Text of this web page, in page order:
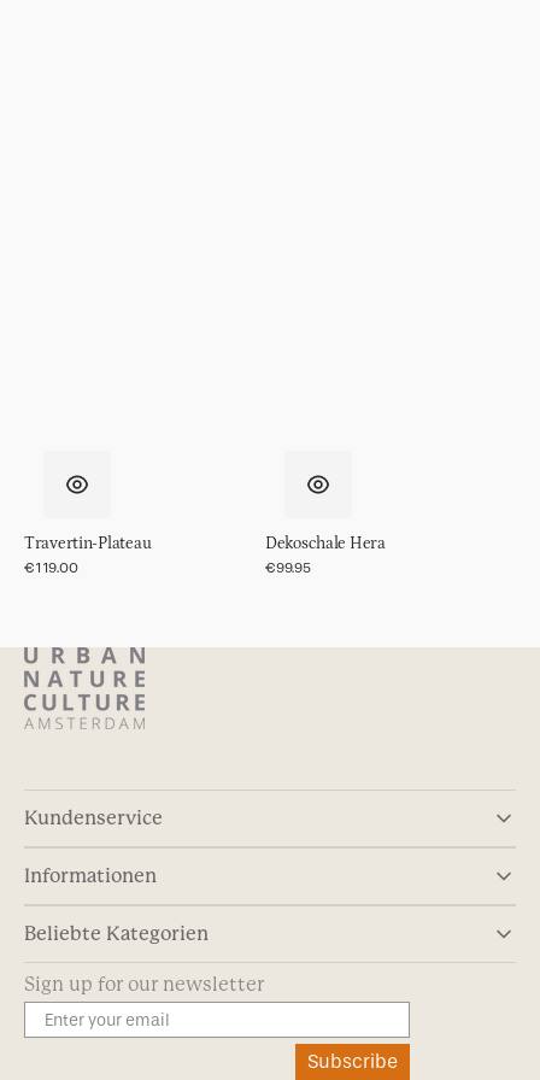
Travertin-Plateau
Normaler
€119.00
Dekoschale Hera
Normaler
€99.95
Kundenservice
Informationen
Beliebte Kategorien
Sign up for our newsletter
Subscribe